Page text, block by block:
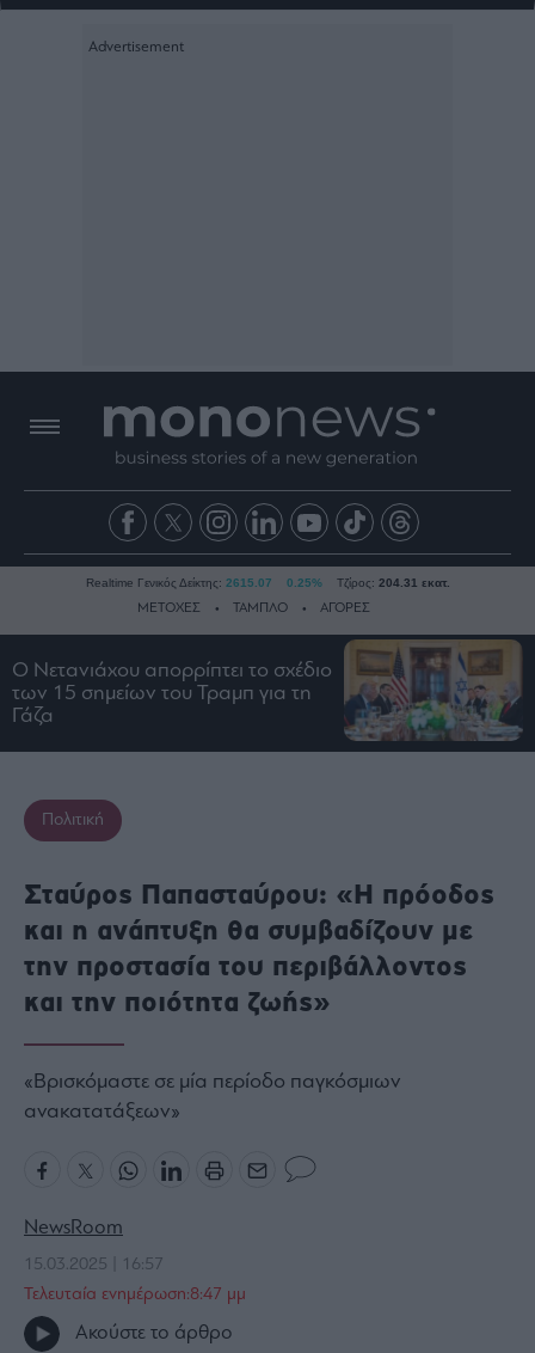
Ειδήσεις
Τράπεζες
Ναυτιλία
Estate
Ενέργεια
Πολιτική
Πολιτισμός
Law
Bloomberg
Times
The
Wiseman
Room
Realtime Γενικός Δείκτης: 2615.07 0.25% Τζίρος: 204.31 εκατ.
ΜΕΤΟΧΕΣ ΤΑΜΠΛΟ ΑΓΟΡΕΣ
Ο Νετανιάχου απορρίπτει το σχέδιο
των 15 σημείων του Τραμπ για τη
Γάζα
Πολιτική
Σταύρος Παπασταύρου: «Η πρόοδος
και η ανάπτυξη θα συμβαδίζουν με
την προστασία του περιβάλλοντος
και την ποιότητα ζωής»
«Βρισκόμαστε σε μία περίοδο παγκόσμιων
ανακατατάξεων»
NewsRoom
15.03.2025 | 16:57
Τελευταία ενημέρωση:8:47 μμ
Ακούστε το άρθρο